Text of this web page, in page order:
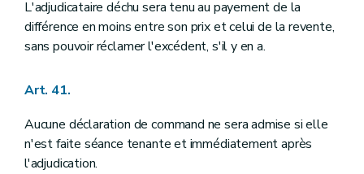
L'adjudicataire déchu sera tenu au payement de la
différence en moins entre son prix et celui de la revente,
sans pouvoir réclamer l'excédent, s'il y en a.
Art. 41.
Aucune déclaration de command ne sera admise si elle
n'est faite séance tenante et immédiatement après
l'adjudication.